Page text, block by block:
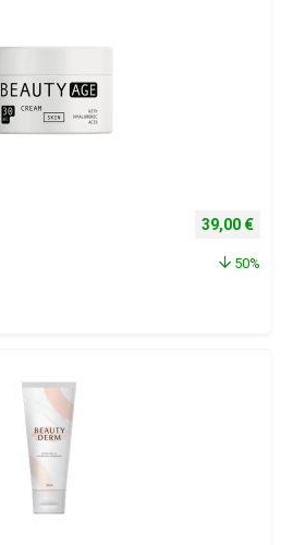
Izvorna
39,00 €
50%